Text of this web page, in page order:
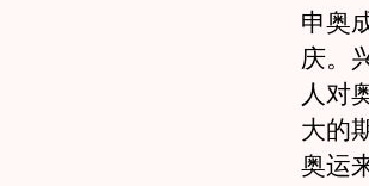
申奥
庆。
人对
大的
奥运